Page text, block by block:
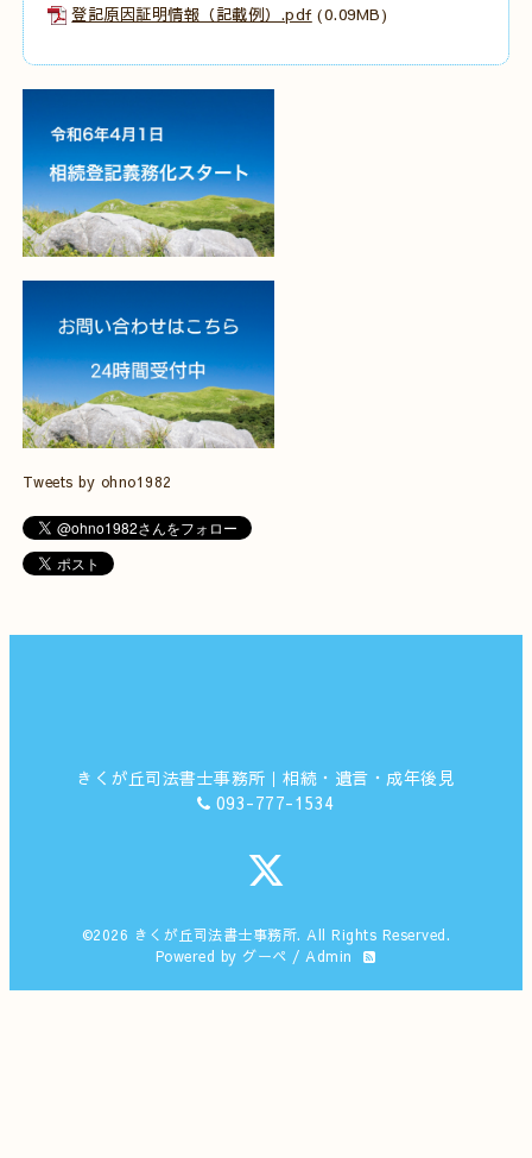
登記原因証明情報（記載例）.pdf(0.09MB)
Tweets by ohno1982
きくが丘司法書士事務所｜相続・遺言・成年後見
093-777-1534
©2026 きくが丘司法書士事務所. All Rights Reserved.
Powered by グーペ / Admin